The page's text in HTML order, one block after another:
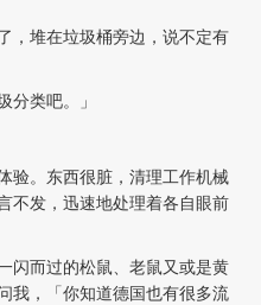
，堆在垃圾桶旁边，说不定有
分类吧。」
验。东西很脏，清理工作机械
不发，迅速地处理着各自眼前
闪而过的松鼠、老鼠又或是黄
我，「你知道德国也有很多流